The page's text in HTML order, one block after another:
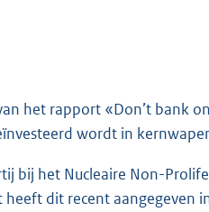
het rapport «Don’t bank
wordt in
bij het Nucleaire Non-
dit recent